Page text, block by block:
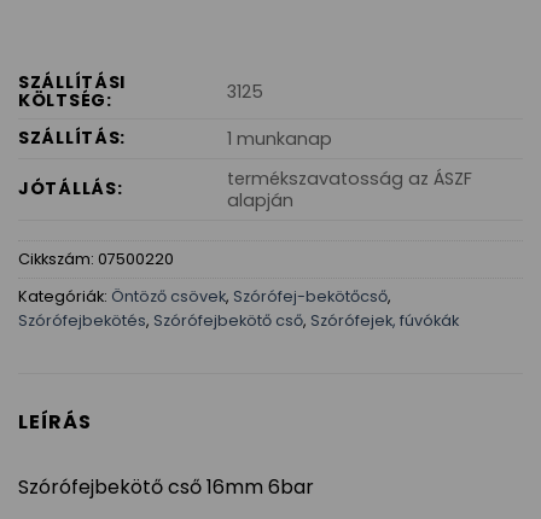
SZÁLLÍTÁSI
KÖLTSÉG:
3125
SZÁLLÍTÁS:
1 munkanap
JÓTÁLLÁS:
termékszavatosság az ÁSZF
alapján
Cikkszám: 07500220
Kategóriák: Öntöző csövek, Szórófej-bekötőcső,
Szórófejbekötés, Szórófejbekötő cső, Szórófejek, fúvókák
LEÍRÁS
Szórófejbekötő cső 16mm 6bar